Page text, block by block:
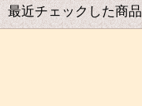
最近チェックした商品